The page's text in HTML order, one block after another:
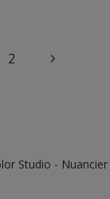
2
Studio -